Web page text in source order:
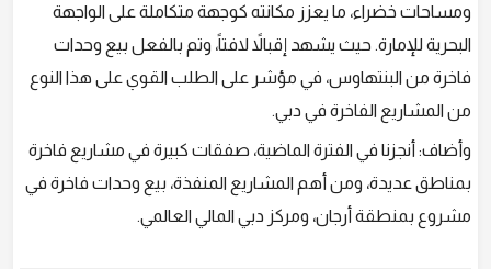
ومساحات خضراء، ما يعزز مكانته كوجهة متكاملة على الواجهة
البحرية للإمارة. حيث يشهد إقبالاً لافتاً، وتم بالفعل بيع وحدات
فاخرة من البنتهاوس، في مؤشر على الطلب القوي على هذا النوع
من المشاريع الفاخرة في دبي.
وأضاف: أنجزنا في الفترة الماضية، صفقات كبيرة في مشاريع فاخرة
بمناطق عديدة، ومن أهم المشاريع المنفذة، بيع وحدات فاخرة في
مشروع بمنطقة أرجان، ومركز دبي المالي العالمي.